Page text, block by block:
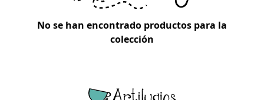
No se han encontrado productos para la
colección